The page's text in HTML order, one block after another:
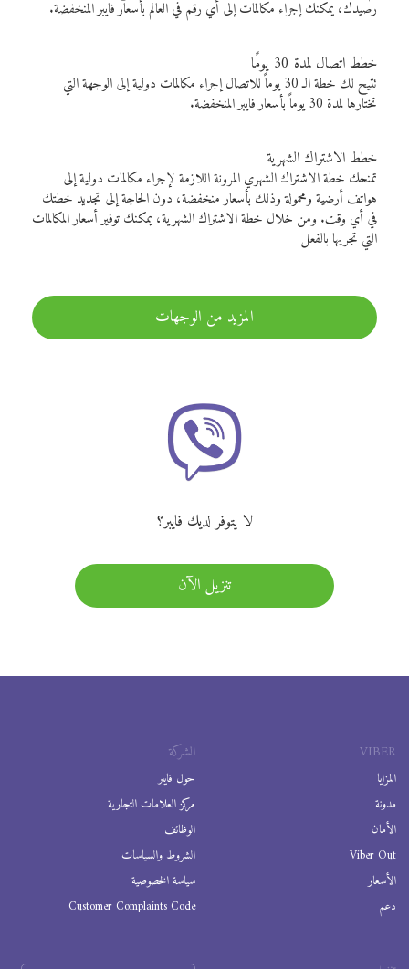
رصيدك، يمكنك إجراء مكالمات إلى أي رقم في العالم بأسعار فايبر المنخفضة.
خطط اتصال لمدة 30 يومًا
تتيح لك خطة الـ 30 يوماً للاتصال إجراء مكالمات دولية إلى الوجهة التي
تختارها لمدة 30 يوماً بأسعار فايبر المنخفضة.
خطط الاشتراك الشهرية
تمنحك خطة الاشتراك الشهري المرونة اللازمة لإجراء مكالمات دولية إلى
هواتف أرضية ومحمولة وذلك بأسعار منخفضة، دون الحاجة إلى تجديد خطتك
في أي وقت. ومن خلال خطة الاشتراك الشهرية، يمكنك توفير أسعار المكالمات
التي تجريها بالفعل
المزيد من الوجهات
لا يتوفر لديك فايبر؟
تنزيل الآن
VIBER
المزايا
مدونة
الأمان
Viber Out
الأسعار
دعم
الشركة
حول فايبر
مركز العلامات التجارية
الوظائف
الشروط والسياسات
سياسة الخصوصية
Customer Complaints Code